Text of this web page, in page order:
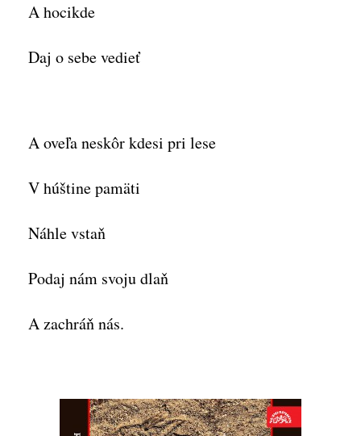
A hocikde
Daj o sebe vedieť
A oveľa neskôr kdesi pri lese
V húštine pamäti
Náhle vstaň
Podaj nám svoju dlaň
A zachráň nás.